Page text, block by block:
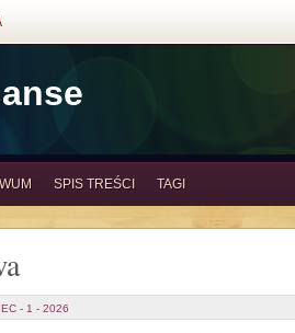
SPIS TREŚCI TAGI
- 1 - 2026